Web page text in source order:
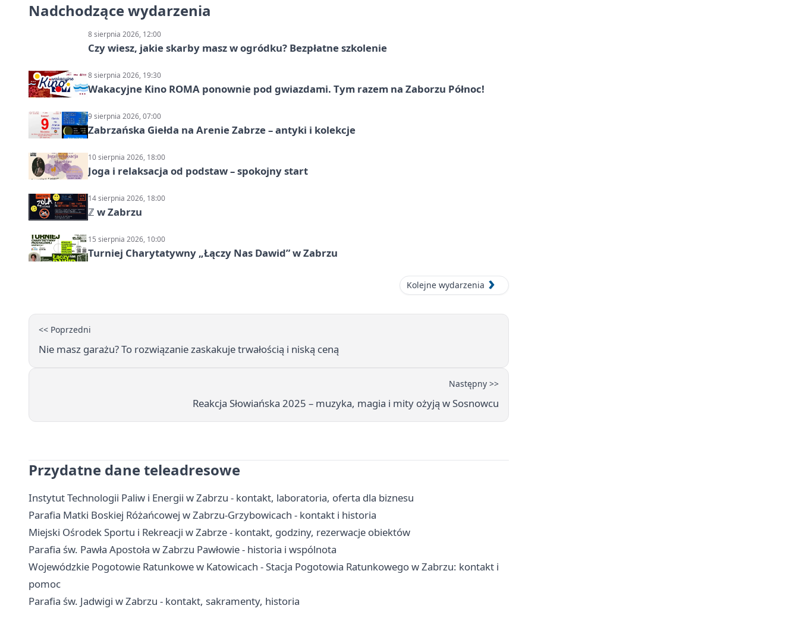
Nadchodzące wydarzenia
8 sierpnia 2026, 12:00
Czy wiesz, jakie skarby masz w ogródku? Bezpłatne szkolenie
8 sierpnia 2026, 19:30
Wakacyjne Kino ROMA ponownie pod gwiazdami. Tym razem na Zaborzu Północ!
9 sierpnia 2026, 07:00
Zabrzańska Giełda na Arenie Zabrze – antyki i kolekcje
10 sierpnia 2026, 18:00
Joga i relaksacja od podstaw – spokojny start
14 sierpnia 2026, 18:00
ℤ w Zabrzu
15 sierpnia 2026, 10:00
Turniej Charytatywny „Łączy Nas Dawid” w Zabrzu
Kolejne wydarzenia
<< Poprzedni
Nie masz garażu? To rozwiązanie zaskakuje trwałością i niską ceną
Następny >>
Reakcja Słowiańska 2025 – muzyka, magia i mity ożyją w Sosnowcu
Przydatne dane teleadresowe
Instytut Technologii Paliw i Energii w Zabrzu - kontakt, laboratoria, oferta dla biznesu
Parafia Matki Boskiej Różańcowej w Zabrzu-Grzybowicach - kontakt i historia
Miejski Ośrodek Sportu i Rekreacji w Zabrze - kontakt, godziny, rezerwacje obiektów
Parafia św. Pawła Apostoła w Zabrzu Pawłowie - historia i wspólnota
Wojewódzkie Pogotowie Ratunkowe w Katowicach - Stacja Pogotowia Ratunkowego w Zabrzu: kontakt i
pomoc
Parafia św. Jadwigi w Zabrzu - kontakt, sakramenty, historia